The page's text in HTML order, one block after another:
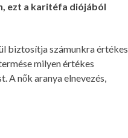
ezt a karitéfa diójából
biztosítja számunkra értékes
milyen értékes
A nők aranya elnevezés,